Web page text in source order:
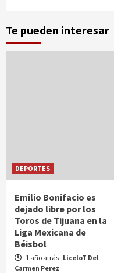
Te pueden interesar
DEPORTES
Emilio Bonifacio es
dejado libre por los
Toros de Tijuana en la
Liga Mexicana de
Béisbol
1 año atrás LiceloT Del
Carmen Perez